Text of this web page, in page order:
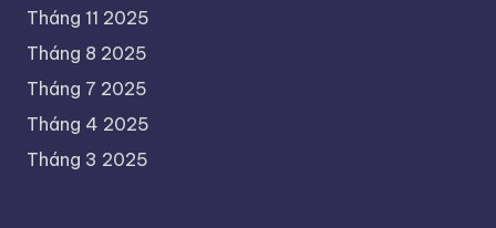
Tháng 11 2025
Tháng 8 2025
Tháng 7 2025
Tháng 4 2025
Tháng 3 2025